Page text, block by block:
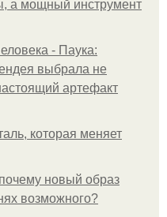
а мощный инструмент
- Паука:
выбрала не
артефакт
которая меняет
новый образ
возможного?